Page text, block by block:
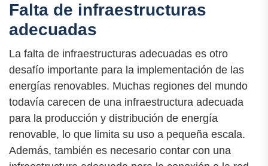
Falta de infraestructuras
adecuadas
La falta de infraestructuras adecuadas es otro
desafío importante para la implementación de las
energías renovables. Muchas regiones del mundo
todavía carecen de una infraestructura adecuada
para la producción y distribución de energía
renovable, lo que limita su uso a pequeña escala.
Además, también es necesario contar con una